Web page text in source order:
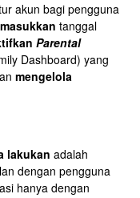
akun bagi pengguna
tanggal
Parental
Dashboard) yang
mengelola
lakukan adalah
dengan pengguna
hanya dengan